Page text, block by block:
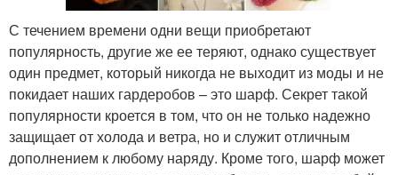
С течением времени одни вещи приобретают
популярность, другие же ее теряют, однако существует
один предмет, который никогда не выходит из моды и не
покидает наших гардеробов – это шарф. Секрет такой
популярности кроется в том, что он не только надежно
защищает от холода и ветра, но и служит отличным
дополнением к любому наряду. Кроме того, шарф может